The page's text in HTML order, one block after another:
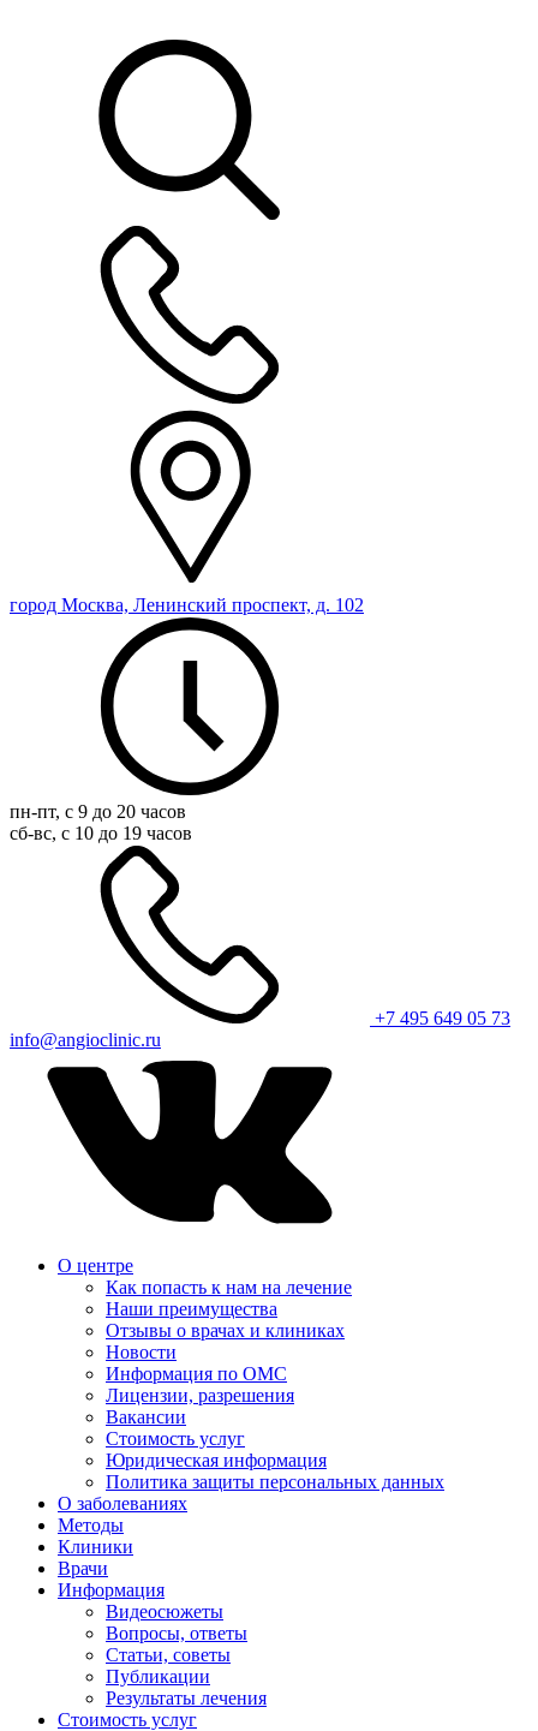
город Москва, Ленинский проспект, д. 102
пн-пт, с 9 до 20 часов
сб-вс, с 10 до 19 часов
+7 495 649 05 73
info@angioclinic.ru
О центре
Как попасть к нам на лечение
Наши преимущества
Отзывы о врачах и клиниках
Новости
Информация по ОМС
Лицензии, разрешения
Вакансии
Стоимость услуг
Юридическая информация
Политика защиты персональных данных
О заболеваниях
Методы
Клиники
Врачи
Информация
Видеосюжеты
Вопросы, ответы
Статьи, советы
Публикации
Результаты лечения
Стоимость услуг